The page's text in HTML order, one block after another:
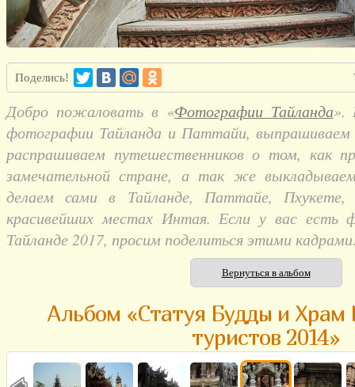
Поделись!
Добро пожаловать в «Фотографии Тайланда».
фотографии Тайланда и Паттайи, выпрашиваем
распрашиваем путешественников о том, как
замечательной стране, а так же
делаем сами в Тайланде, Паттайе,
красивейших местах Интая. Если у вас есть
Тайланде 2017, просим поделиться этими
Вернуться в альбом
Альбом «Статуя Будды и
туристов 2014»